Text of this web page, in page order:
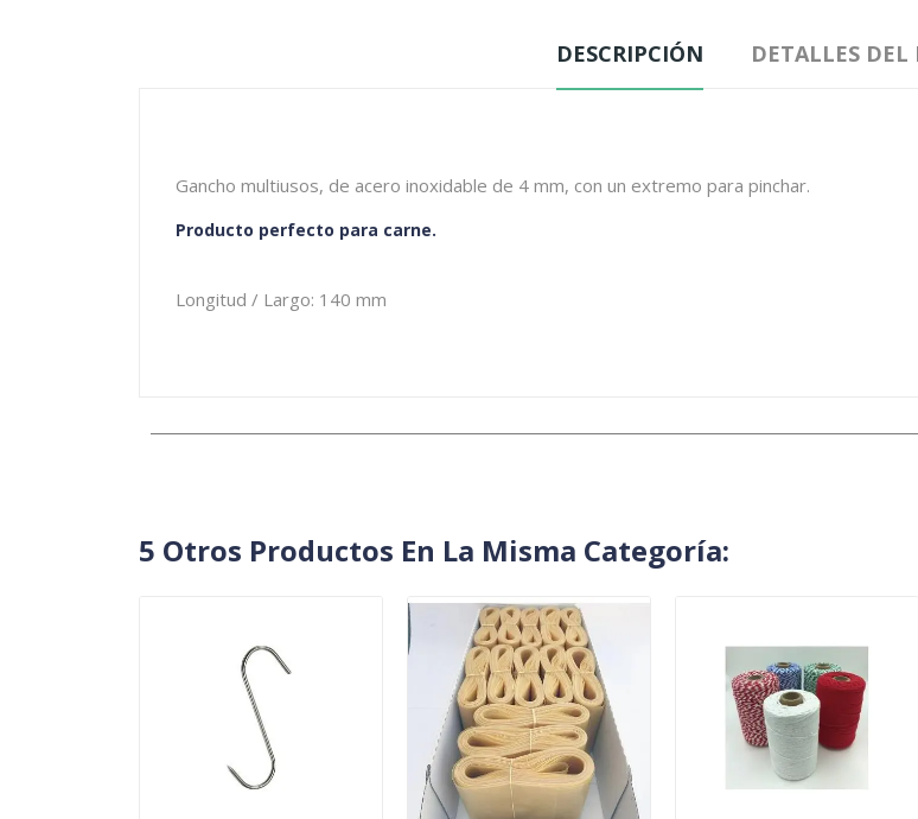
DESCRIPCIÓN DETALLES DEL
Gancho multiusos, de acero inoxidable de 4 mm, con un extremo para pinchar.
Producto perfecto para carne.
Longitud / Largo: 140 mm
5 Otros Productos En La Misma Categoría: